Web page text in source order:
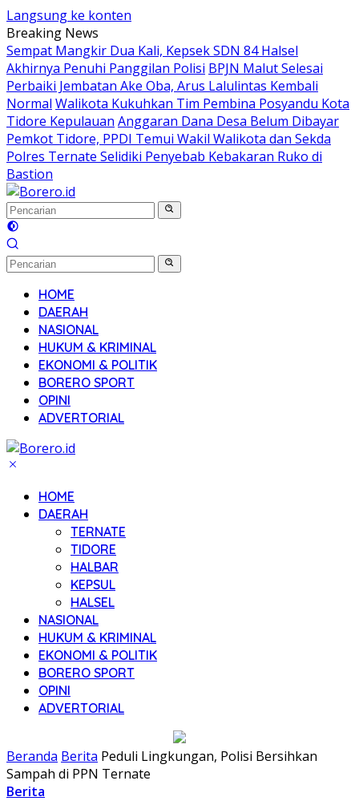
Langsung ke konten
Breaking News
Sempat Mangkir Dua Kali, Kepsek SDN 84 Halsel
Akhirnya Penuhi Panggilan Polisi BPJN Malut Selesai
Perbaiki Jembatan Ake Oba, Arus Lalulintas Kembali
Normal Walikota Kukuhkan Tim Pembina Posyandu Kota
Tidore Kepulauan Anggaran Dana Desa Belum Dibayar
Pemkot Tidore, PPDI Temui Wakil Walikota dan Sekda
Polres Ternate Selidiki Penyebab Kebakaran Ruko di
Bastion
HOME
DAERAH
NASIONAL
HUKUM & KRIMINAL
EKONOMI & POLITIK
BORERO SPORT
OPINI
ADVERTORIAL
HOME
DAERAH
TERNATE
TIDORE
HALBAR
KEPSUL
HALSEL
NASIONAL
HUKUM & KRIMINAL
EKONOMI & POLITIK
BORERO SPORT
OPINI
ADVERTORIAL
Beranda Berita Peduli Lingkungan, Polisi Bersihkan
Sampah di PPN Ternate
Berita